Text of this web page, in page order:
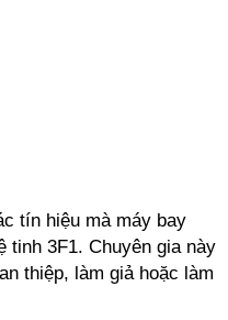
tín hiệu mà máy bay
tinh 3F1. Chuyên gia này
thiệp, làm giả hoặc làm